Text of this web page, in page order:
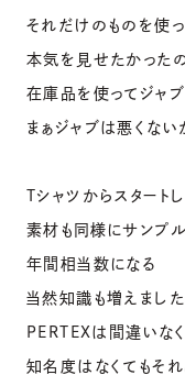
それだけのものを使っ
本気を見せたかったの
在庫品を使ってジャ
まぁジャブは悪くないか
Tシャツからスタート
素材も同様にサンプ
年間相当数になる
当然知識も増えました
PERTEXは間違いな
知名度はなくてもそれ